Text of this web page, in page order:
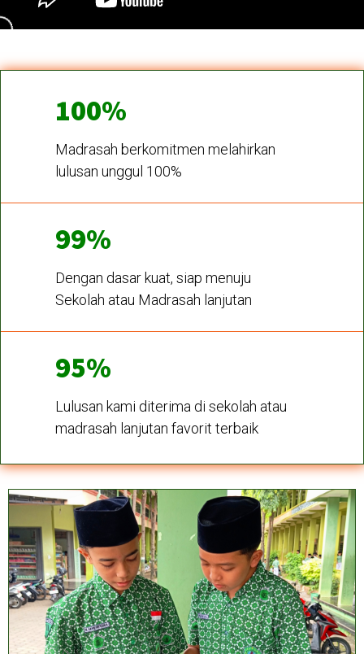
100%
Madrasah berkomitmen melahirkan
lulusan unggul 100%
99%
Dengan dasar kuat, siap menuju
Sekolah atau Madrasah lanjutan
95%
Lulusan kami diterima di sekolah atau
madrasah lanjutan favorit terbaik